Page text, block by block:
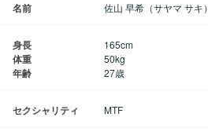
名前 佐山 早希（サヤマ サキ）
身長
体重
年齢
165cm
50kg
27歳
セクシャリティ MTF